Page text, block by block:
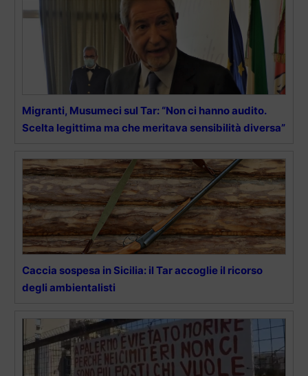
Migranti, Musumeci sul Tar: “Non ci hanno audito.
Scelta legittima ma che meritava sensibilità diversa”
Caccia sospesa in Sicilia: il Tar accoglie il ricorso
degli ambientalisti